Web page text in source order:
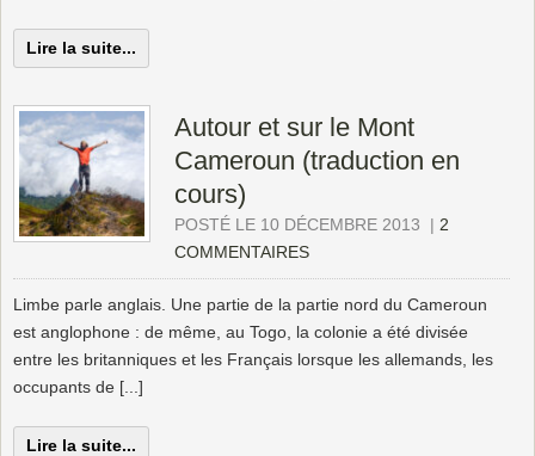
Lire la suite...
Autour et sur le Mont
Cameroun (traduction en
cours)
POSTÉ LE 10 DÉCEMBRE 2013 | 2
COMMENTAIRES
Limbe parle anglais. Une partie de la partie nord du Cameroun
est anglophone : de même, au Togo, la colonie a été divisée
entre les britanniques et les Français lorsque les allemands, les
occupants de [...]
Lire la suite...